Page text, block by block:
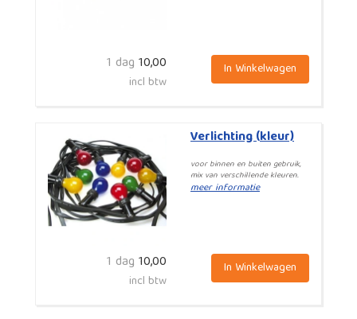
10,00
1 dag
incl btw
In Winkelwagen
Verlichting (kleur)
voor binnen en buiten gebruik,
mix van verschillende kleuren.
meer informatie
10,00
1 dag
incl btw
In Winkelwagen